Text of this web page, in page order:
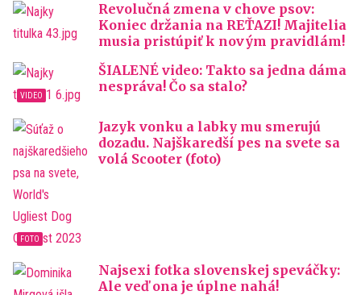
Revolučná zmena v chove psov:
Koniec držania na REŤAZI! Majitelia
musia pristúpiť k novým pravidlám!
ŠIALENÉ video: Takto sa jedna dáma
nespráva! Čo sa stalo?
Jazyk vonku a labky mu smerujú
dozadu. Najškaredší pes na svete sa
volá Scooter (foto)
Najsexi fotka slovenskej speváčky:
Ale veď ona je úplne nahá!